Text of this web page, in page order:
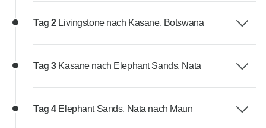
Tag 2 Livingstone nach Kasane, Botswana
Tag 3 Kasane nach Elephant Sands, Nata
Tag 4 Elephant Sands, Nata nach Maun